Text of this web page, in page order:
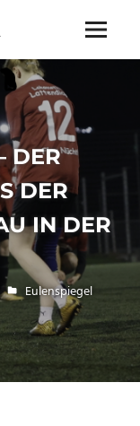
Menü
DER
DER
IN DER
Eulenspiegel